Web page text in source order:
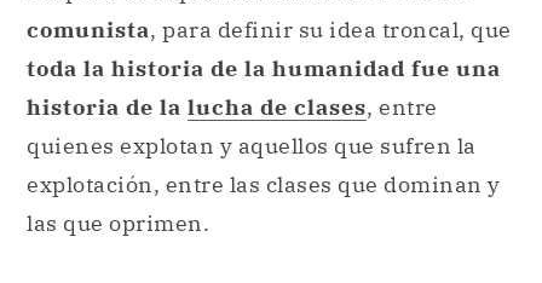
comunista, para definir su idea troncal, que
toda la historia de la humanidad fue una
historia de la lucha de clases, entre
quienes explotan y aquellos que sufren la
explotación, entre las clases que dominan y
las que oprimen.